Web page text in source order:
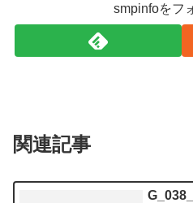
smpinfoをフ
関連記事